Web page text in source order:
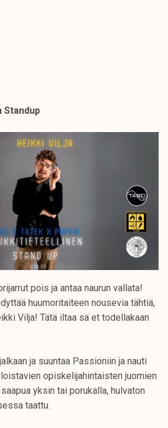
Standup
pois ja antaa naurun vallata!
huumoritaiteen nousevia tähtiä,
Vilja! Tätä iltaa sä et todellakaan
ja suuntaa Passioniin ja nauti
opiskelijahintaisten juomien
yksin tai porukalla, hulvaton
taattu.